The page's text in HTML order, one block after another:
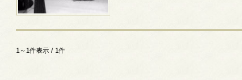
1～1件表示 / 1件